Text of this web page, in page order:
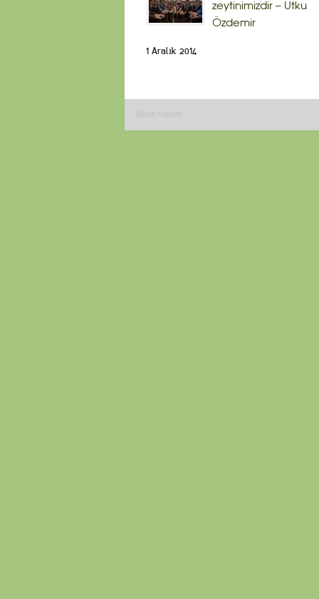
zeytinimizdir – Utku
Özdemir
1 Aralık 2014
Siyasi Haber